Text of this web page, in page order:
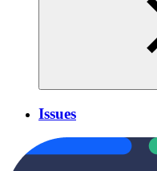
Issues